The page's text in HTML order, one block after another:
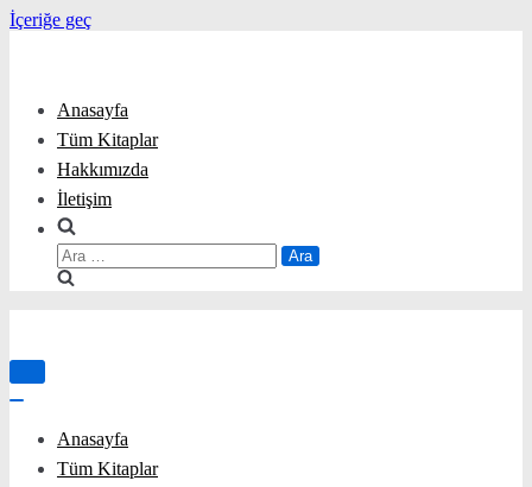
İçeriğe geç
Anasayfa
Tüm Kitaplar
Hakkımızda
İletişim
Arama:
Menüyü
Anasayfa
Tüm Kitaplar